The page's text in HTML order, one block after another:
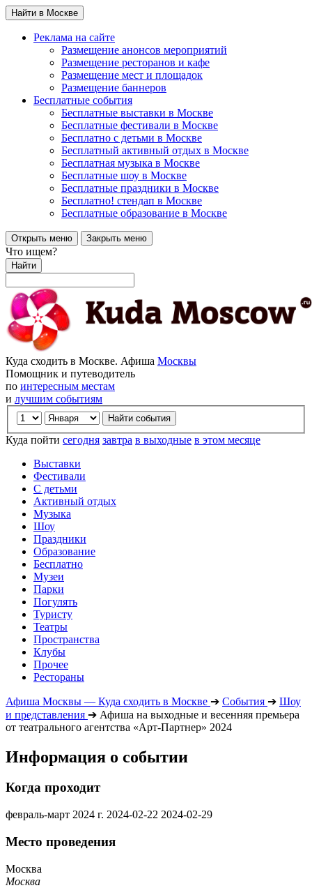
Найти в Москве
Реклама на сайте
Размещение анонсов мероприятий
Размещение ресторанов и кафе
Размещение мест и площадок
Размещение баннеров
Бесплатные события
Бесплатные выставки в Москве
Бесплатные фестивали в Москве
Бесплатно с детьми в Москве
Бесплатный активный отдых в Москве
Бесплатная музыка в Москве
Бесплатные шоу в Москве
Бесплатные праздники в Москве
Бесплатно! стендап в Москве
Бесплатные образование в Москве
Открыть меню Закрыть меню
Что ищем?
Найти
Куда сходить в Москве. Афиша Москвы
Помощник и путеводитель
по интересным местам
и лучшим событиям
Куда пойти сегодня завтра в выходные в этом месяце
Выставки
Фестивали
С детьми
Активный отдых
Музыка
Шоу
Праздники
Образование
Бесплатно
Музеи
Парки
Погулять
Туристу
Театры
Пространства
Клубы
Прочее
Рестораны
Афиша Москвы — Куда сходить в Москве ➔ События ➔ Шоу
и представления ➔ Афиша на выходные и весенняя премьера
от театрального агентства «Арт-Партнер» 2024
Информация о событии
Когда проходит
февраль-март 2024 г. 2024-02-22 2024-02-29
Место проведения
Москва
Москва